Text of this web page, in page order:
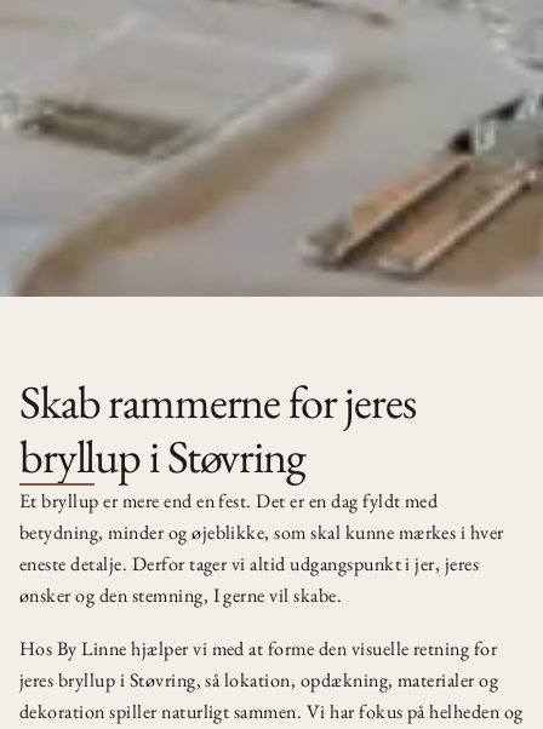
Skab rammerne for jeres
bryllup i Støvring
Et bryllup er mere end en fest. Det er en dag fyldt med
betydning, minder og øjeblikke, som skal kunne mærkes i hver
eneste detalje. Derfor tager vi altid udgangspunkt i jer, jeres
ønsker og den stemning, I gerne vil skabe.
Hos By Linne hjælper vi med at forme den visuelle retning for
jeres bryllup i Støvring, så lokation, opdækning, materialer og
dekoration spiller naturligt sammen. Vi har fokus på helheden og